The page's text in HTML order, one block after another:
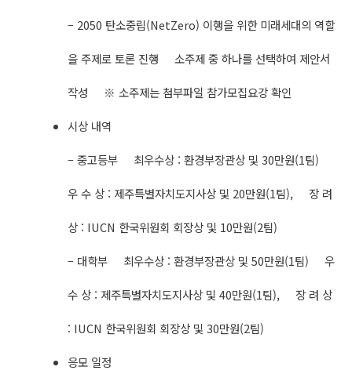
– 2050 탄소중립(NetZero) 이행을 위한 미래세대의 역할
을 주제로 토론 진행 소주제 중 하나를 선택하여 제안서
작성 ※ 소주제는 첨부파일 참가모집요강 확인
시상 내역
– 중고등부 최우수상 : 환경부장관상 및 30만원(1팀)
우 수 상 : 제주특별자치도지사상 및 20만원(1팀), 장 려
상 : IUCN 한국위원회 회장상 및 10만원(2팀)
– 대학부 최우수상 : 환경부장관상 및 50만원(1팀) 우
수 상 : 제주특별자치도지사상 및 40만원(1팀), 장 려 상
: IUCN 한국위원회 회장상 및 30만원(2팀)
응모 일정